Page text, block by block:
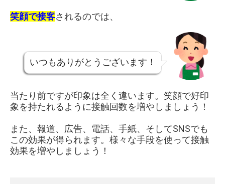
笑顔で接客されるのでは、
いつもありがとうございます！
当たり前ですが印象は全く違います。笑顔で好印
象を持たれるように接触回数を増やしましょう！
また、報道、広告、電話、手紙、そしてSNSでも
この効果が得られます。様々な手段を使って接触
効果を増やしましょう！